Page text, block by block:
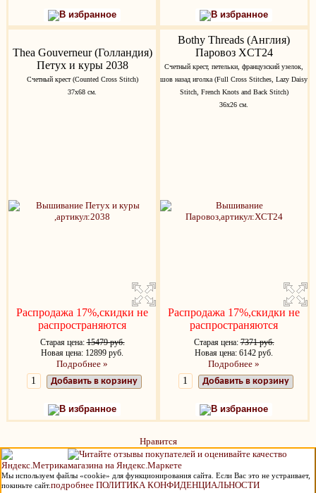
В избранное В избранное
Thea Gouverneur (Голландия)
Петух и куры 2038
Счетный крест (Counted Cross Stitch)
37х68 см.
Распродажа 17%,скидки не
распространяются
Старая цена:15479 руб.
Новая цена: 12899 руб.
Подробнее »
Добавить в корзину
В избранное
Bothy Threads (Англия)
Паровоз XCT24
Счетный крест, петельки, французский узелок,
шов назад иголка (Full Cross Stitches, Lazy Daisy
Stitch, French Knots and Back Stitch)
36х26 см.
Распродажа 17%,скидки не
распространяются
Старая цена:7371 руб.
Новая цена: 6142 руб.
Подробнее »
Добавить в корзину
В избранное
Нравится
Мы используем файлы «cookie» для функционирования сайта. Если Вас это не устраивает,
покиньте сайт.подробнее ПОЛИТИКА КОНФИДЕНЦИАЛЬНОСТИ